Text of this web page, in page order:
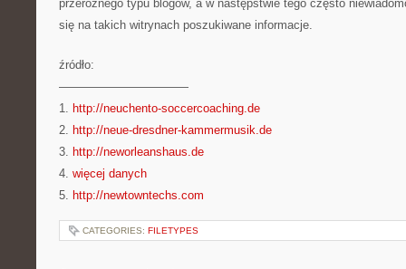
przeróżnego typu blogów, a w następstwie tego często
się na takich witrynach poszukiwane informacje.
źródło:
———————————
1. http://neuchento-soccercoaching.de
2. http://neue-dresdner-kammermusik.de
3. http://neworleanshaus.de
4. więcej danych
5. http://newtowntechs.com
CATEGORIES: FILETYPES